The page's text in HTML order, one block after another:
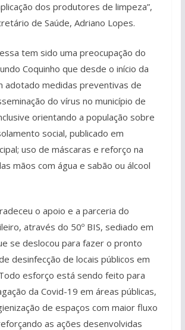
dos produtores de limpeza”,
de Saúde, Adriano Lopes.
tem sido uma preocupação do
Coquinho que desde o início da
adotado medidas preventivas de
do vírus no município de
orientando a população sobre
social, publicado em
uso de máscaras e reforço na
mãos com água e sabão ou álcool
o apoio e a parceria do
através do 50º BIS, sediado em
se deslocou para fazer o pronto
desinfecção de locais públicos em
esforço está sendo feito para
da Covid-19 em áreas públicas,
de espaços com maior fluxo
as ações desenvolvidas